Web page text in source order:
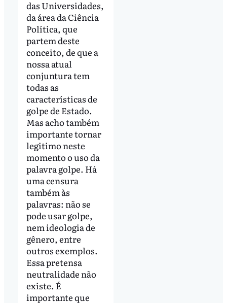
das Universidades,
da área da Ciência
Política, que
partem deste
conceito, de que a
nossa atual
conjuntura tem
todas as
características de
golpe de Estado.
Mas acho também
importante tornar
legitimo neste
momento o uso da
palavra golpe. Há
uma censura
também às
palavras: não se
pode usar golpe,
nem ideologia de
gênero, entre
outros exemplos.
Essa pretensa
neutralidade não
existe. É
importante que